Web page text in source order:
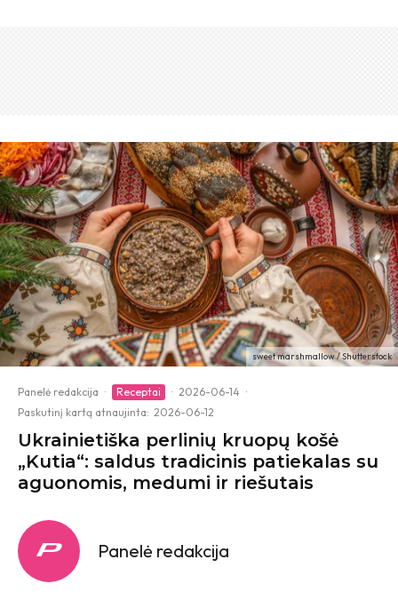
sweet marshmallow / Shutterstock
Panelė redakcija · Receptai · 2026-06-14 ·
Paskutinį kartą atnaujinta: 2026-06-12
Ukrainietiška perlinių kruopų košė
„Kutia“: saldus tradicinis patiekalas su
aguonomis, medumi ir riešutais
Panelė redakcija